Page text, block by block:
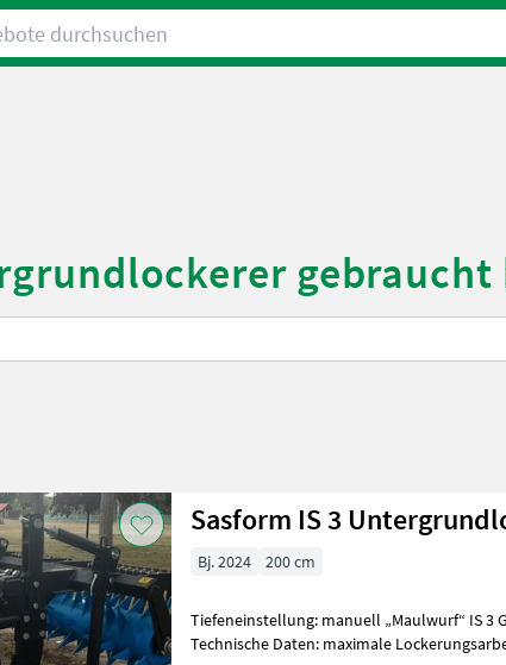
durchsuchen
Sasform IS 3
Bj. 2024 200 cm
Tiefeneinstellung: manuell „Maulwurf“ IS 3
Technische Daten: maximale